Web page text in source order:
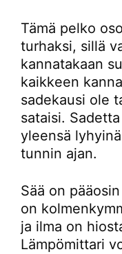
Tämä pelko
turhaksi, sillä
kannatakaan
kaikkeen
sadekausi ole
sataisi.
yleensä
tunnin ajan.
Sää on
on
ja ilma on
Lämpömittari